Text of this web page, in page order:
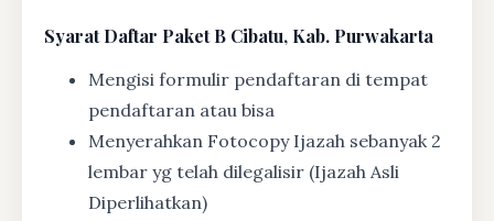
SyaratDaftar Paket B Cibatu, Kab. Purwakarta
Mengisi formulir pendaftaran di tempat
pendaftaran atau bisa
Menyerahkan Fotocopy Ijazah sebanyak 2
lembar yg telah dilegalisir (Ijazah Asli
Diperlihatkan)